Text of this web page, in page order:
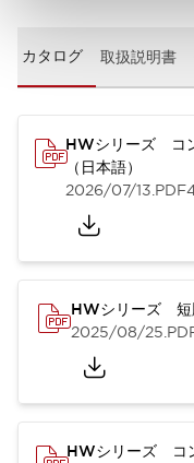
カタログ 取扱説明書
HWシリーズ コ
（日本語）
2026/07/13.PDF
HWシリーズ 短
2025/08/25
HWシリーズ コ